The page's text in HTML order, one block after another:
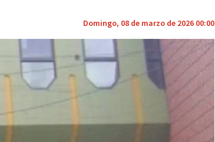
Domingo, 08 de marzo de 2026 00:00